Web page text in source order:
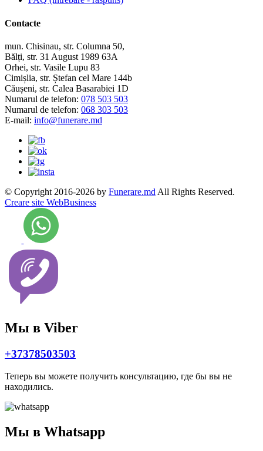
Contacte
mun. Chisinau, str. Columna 50,
Bălți, str. 31 August 1989 63A
Orhei, str. Vasile Lupu 83
Cimișlia, str. Ștefan cel Mare 144b
Căușeni, str. Calea Basarabiei 1D
Numarul de telefon: 078 503 503
Numarul de telefon: 068 303 503
E-mail: info@funerare.md
© Copyright 2016-2026 by Funerare.md All Rights Reserved.
Creare site WebBusiness
Мы в Viber
+37378503503
Теперь вы можете получить консультацию, где бы вы не
находились.
Мы в Whatsapp